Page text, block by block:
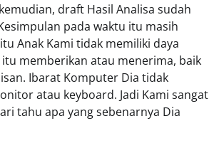
draft Hasil Analisa sudah
pada waktu itu masih
Anak Kami tidak memiliki daya
memberikan atau menerima, baik
Ibarat Komputer Dia tidak
atau keyboard. Jadi Kami sangat
tahu apa yang sebenarnya Dia